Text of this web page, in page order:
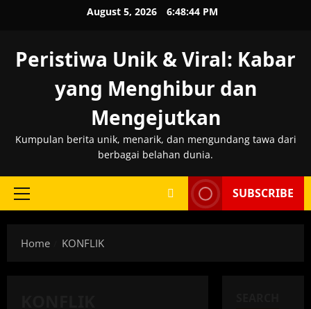
August 5, 2026 6:48:45 PM
Peristiwa Unik & Viral: Kabar
yang Menghibur dan
Mengejutkan
Kumpulan berita unik, menarik, dan mengundang tawa dari
berbagai belahan dunia.
Primary
SUBSCRIBE
Home KONFLIK